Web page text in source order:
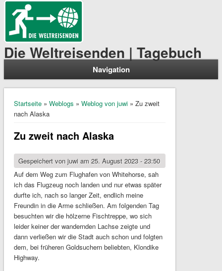
Die Weltreisenden | Tagebuch
Navigation
Sie sind hier
Startseite» Weblogs » Weblog von juwi» Zu zweit
nach Alaska
Zu zweit nach Alaska
Gespeichert von juwiam 25. August 2023 - 23:50
Auf dem Weg zum Flughafen von Whitehorse, sah
ich das Flugzeug noch landen und nur etwas später
durfte ich, nach so langer Zeit, endlich meine
Freundin in die Arme schließen. Am folgenden Tag
besuchten wir die hölzerne Fischtreppe, wo sich
leider keiner der wandernden Lachse zeigte und
dann verließen wir die Stadt auch schon und folgten
dem, bei früheren Goldsuchern beliebten, Klondike
Highway.